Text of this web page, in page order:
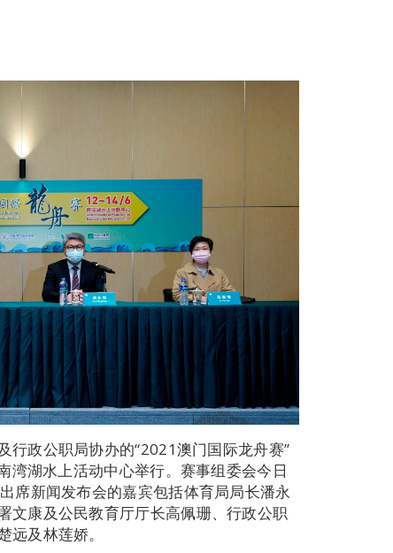
行政公职局协办的“2021澳门国际龙舟赛”
湖水上活动中心举行。赛事组委会今日
席新闻发布会的嘉宾包括体育局局长潘永
文康及公民教育厅厅长高佩珊、行政公职
及林莲娇。